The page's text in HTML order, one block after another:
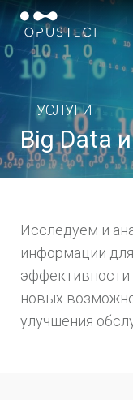
ООО ОПУС ТЭК
УСЛУГИ
Big Data
Исследуем и
информации
эффективности
новых
улучшения